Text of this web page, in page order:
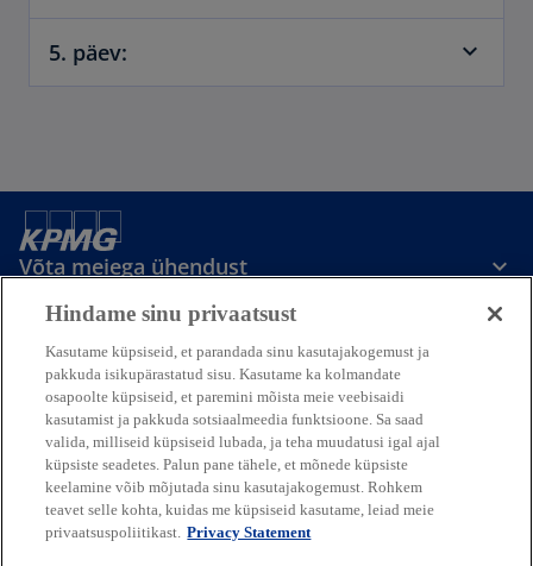
5. päev:
Võta meiega ühendust
Meedia
Ettevõttest
o
p
e
o
p
e
o
p
o
p
LegaloPrivaatsuso
p
Juurdepääsetavus
Hindame sinu privaatsust
Kasutame küpsiseid, et parandada sinu kasutajakogemust ja
pakkuda isikupärastatud sisu. Kasutame ka kolmandate
osapoolte küpsiseid, et paremini mõista meie veebisaidi
kasutamist ja pakkuda sotsiaalmeedia funktsioone. Sa saad
valida, milliseid küpsiseid lubada, ja teha muudatusi igal ajal
küpsiste seadetes. Palun pane tähele, et mõnede küpsiste
keelamine võib mõjutada sinu kasutajakogemust. Rohkem
teavet selle kohta, kuidas me küpsiseid kasutame, leiad meie
privaatsuspoliitikast. Privacy Statement